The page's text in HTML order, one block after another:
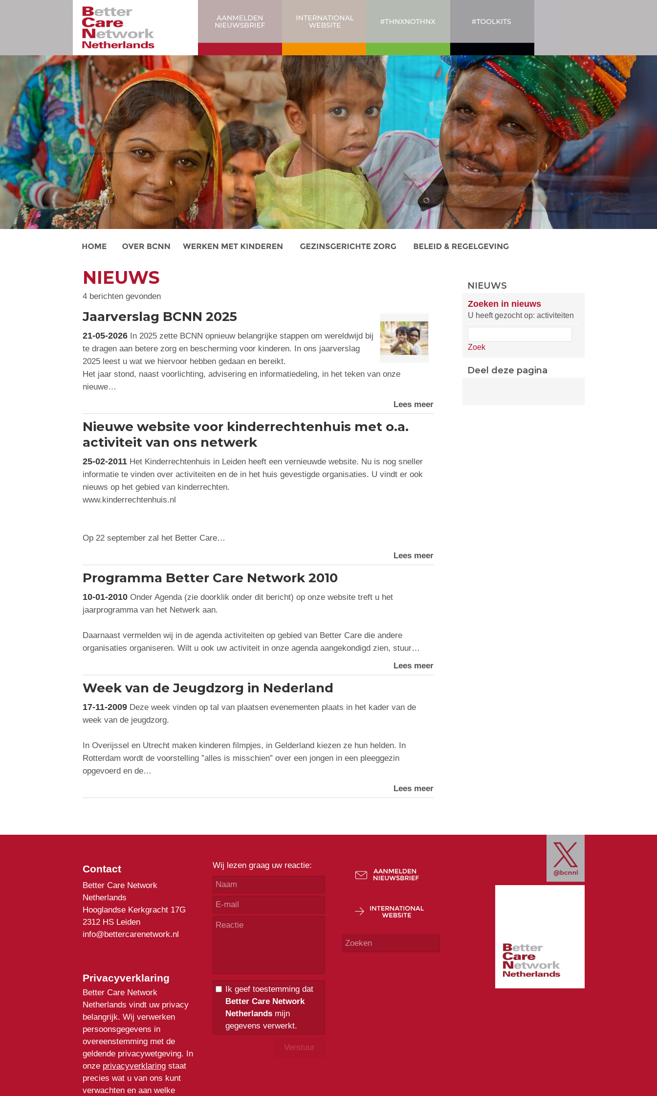
NIEUWS
4 berichten gevonden
Jaarverslag BCNN 2025
21-05-2026In 2025 zette BCNN opnieuw belangrijke stappen om wereldwijd bij
te dragen aan betere zorg en bescherming voor kinderen. In ons jaarverslag
2025 leest u wat we hiervoor hebben gedaan en bereikt.
Het jaar stond, naast voorlichting, advisering en informatiedeling, in het teken van onze
nieuwe…
Lees meer
Nieuwe website voor kinderrechtenhuis met o.a.
activiteit van ons netwerk
25-02-2011Het Kinderrechtenhuis in Leiden heeft een vernieuwde website. Nu is nog sneller
informatie te vinden over activiteiten en de in het huis gevestigde organisaties. U vindt er ook
nieuws op het gebied van kinderrechten.
www.kinderrechtenhuis.nl
Op 22 september zal het Better Care…
Lees meer
Programma Better Care Network 2010
10-01-2010Onder Agenda (zie doorklik onder dit bericht) op onze website treft u het
jaarprogramma van het Netwerk aan.
Daarnaast vermelden wij in de agenda activiteiten op gebied van Better Care die andere
organisaties organiseren. Wilt u ook uw activiteit in onze agenda aangekondigd zien, stuur…
Lees meer
Week van de Jeugdzorg in Nederland
17-11-2009Deze week vinden op tal van plaatsen evenementen plaats in het kader van de
week van de jeugdzorg.
In Overijssel en Utrecht maken kinderen filmpjes, in Gelderland kiezen ze hun helden. In
Rotterdam wordt de voorstelling ”alles is misschien” over een jongen in een pleeggezin
opgevoerd en de…
Lees meer
NIEUWS
Zoeken in nieuws
U heeft gezocht op: activiteiten
Zoek
Deel deze pagina
Contact
Better Care Network
Netherlands
Hooglandse Kerkgracht 17G
2312 HS Leiden
info@bettercarenetwork.nl
Privacyverklaring
Better Care Network
Netherlands vindt uw privacy
belangrijk. Wij verwerken
persoonsgegevens in
overeenstemming met de
geldende privacywetgeving. In
onze privacyverklaringstaat
precies wat u van ons kunt
verwachten en aan welke
Wij lezen graag uw reactie:
Ik geef toestemming dat
Better Care Network
Netherlandsmijn
gegevens verwerkt.